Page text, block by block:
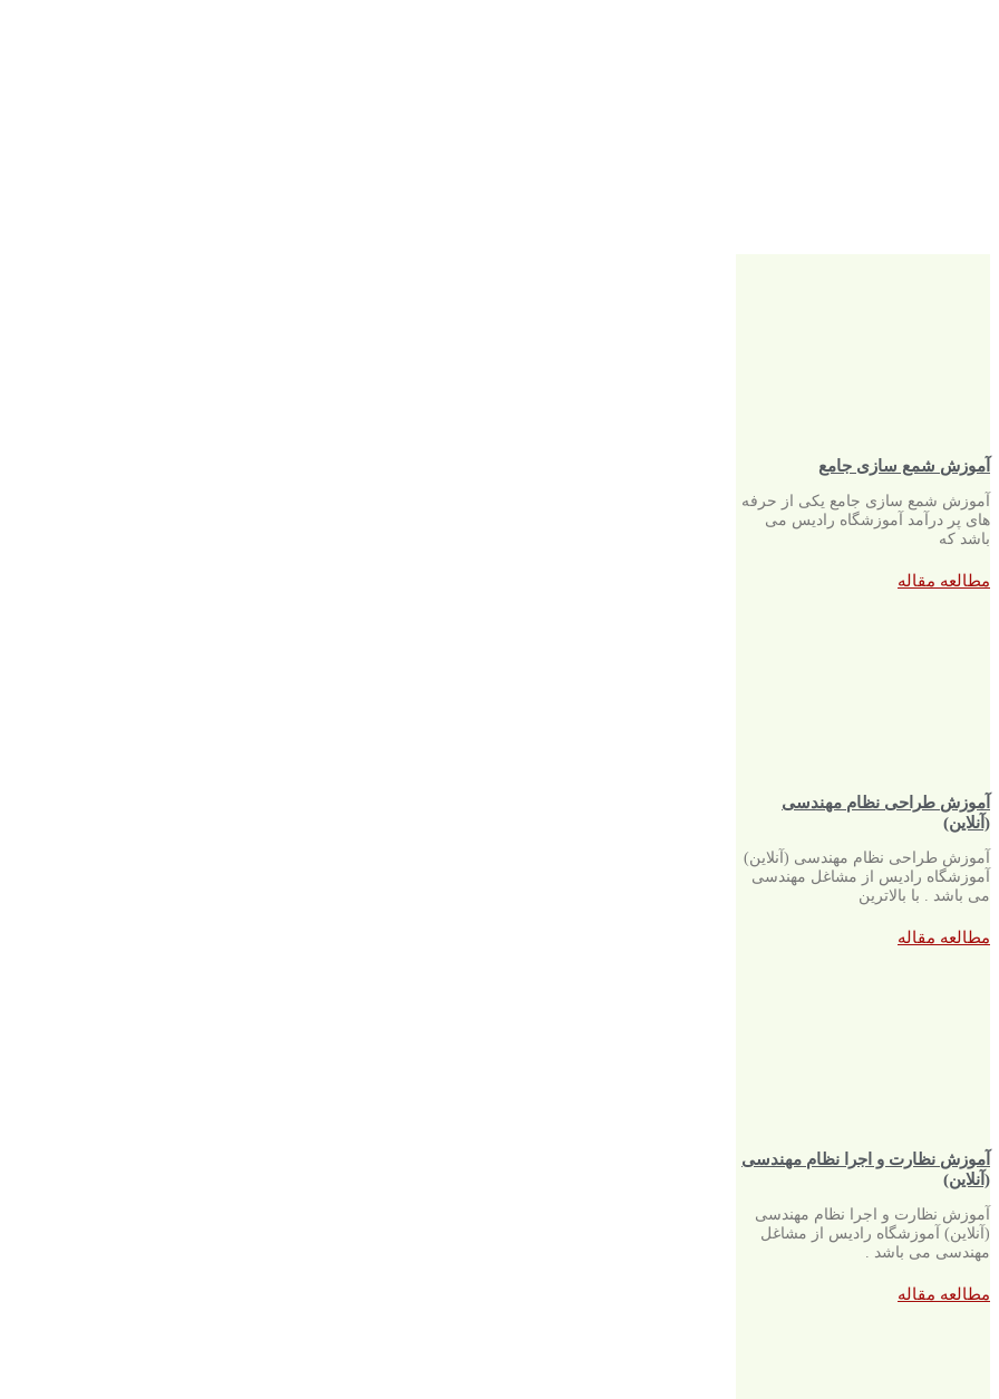
آموزش شمع سازی جامع
آموزش شمع سازی جامع یکی از حرفه
های پر درآمد آموزشگاه رادیس می
باشد که
مطالعه مقاله
آموزش طراحی نظام مهندسی
(آنلاین)
آموزش طراحی نظام مهندسی (آنلاین)
آموزشگاه رادیس از مشاغل مهندسی
می باشد . با بالاترین
مطالعه مقاله
آموزش نظارت و اجرا نظام مهندسی
(آنلاین)
آموزش نظارت و اجرا نظام مهندسی
(آنلاین) آموزشگاه رادیس از مشاغل
مهندسی می باشد .
مطالعه مقاله